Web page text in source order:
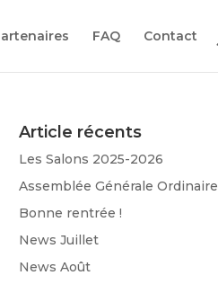
FAQ Contact
Article récents
Les Salons 2025-2026
Assemblée Générale Ordinaire
Bonne rentrée !
News Juillet
News Août